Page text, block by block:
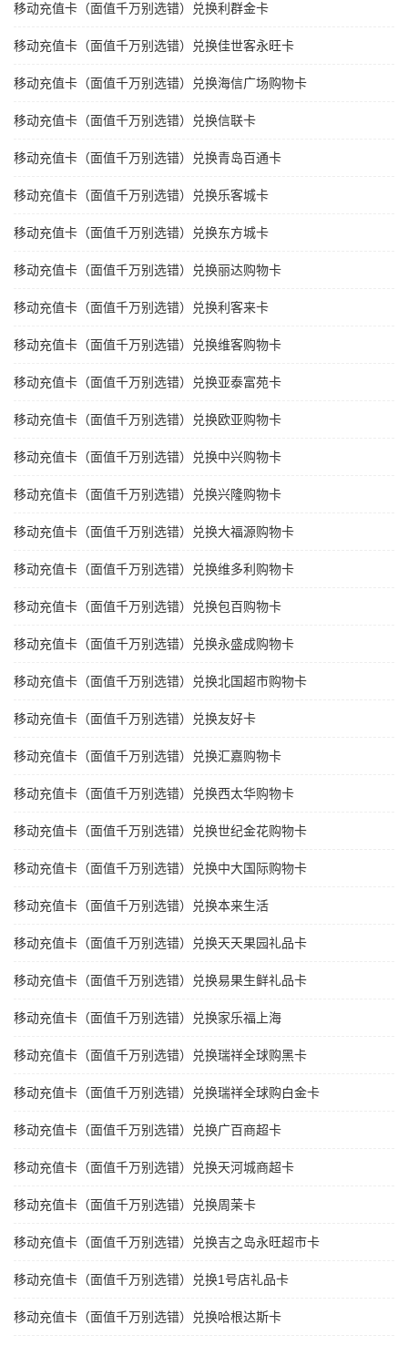
移动充值卡（面值千万别选错）兑换利群金卡
移动充值卡（面值千万别选错）兑换佳世客永旺卡
移动充值卡（面值千万别选错）兑换海信广场购物卡
移动充值卡（面值千万别选错）兑换信联卡
移动充值卡（面值千万别选错）兑换青岛百通卡
移动充值卡（面值千万别选错）兑换乐客城卡
移动充值卡（面值千万别选错）兑换东方城卡
移动充值卡（面值千万别选错）兑换丽达购物卡
移动充值卡（面值千万别选错）兑换利客来卡
移动充值卡（面值千万别选错）兑换维客购物卡
移动充值卡（面值千万别选错）兑换亚泰富苑卡
移动充值卡（面值千万别选错）兑换欧亚购物卡
移动充值卡（面值千万别选错）兑换中兴购物卡
移动充值卡（面值千万别选错）兑换兴隆购物卡
移动充值卡（面值千万别选错）兑换大福源购物卡
移动充值卡（面值千万别选错）兑换维多利购物卡
移动充值卡（面值千万别选错）兑换包百购物卡
移动充值卡（面值千万别选错）兑换永盛成购物卡
移动充值卡（面值千万别选错）兑换北国超市购物卡
移动充值卡（面值千万别选错）兑换友好卡
移动充值卡（面值千万别选错）兑换汇嘉购物卡
移动充值卡（面值千万别选错）兑换西太华购物卡
移动充值卡（面值千万别选错）兑换世纪金花购物卡
移动充值卡（面值千万别选错）兑换中大国际购物卡
移动充值卡（面值千万别选错）兑换本来生活
移动充值卡（面值千万别选错）兑换天天果园礼品卡
移动充值卡（面值千万别选错）兑换易果生鲜礼品卡
移动充值卡（面值千万别选错）兑换家乐福上海
移动充值卡（面值千万别选错）兑换瑞祥全球购黑卡
移动充值卡（面值千万别选错）兑换瑞祥全球购白金卡
移动充值卡（面值千万别选错）兑换广百商超卡
移动充值卡（面值千万别选错）兑换天河城商超卡
移动充值卡（面值千万别选错）兑换周茉卡
移动充值卡（面值千万别选错）兑换吉之岛永旺超市卡
移动充值卡（面值千万别选错）兑换1号店礼品卡
移动充值卡（面值千万别选错）兑换哈根达斯卡